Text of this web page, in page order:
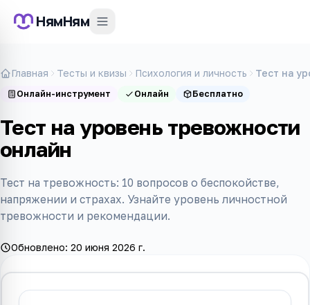
НямНям
Главная Тесты и квизы Психология и личность Тест на
Онлайн-инструмент Онлайн Бесплатно
Тест на уровень тревожности
онлайн
Тест на тревожность: 10 вопросов о беспокойстве,
напряжении и страхах. Узнайте уровень личностной
тревожности и рекомендации.
Обновлено: 20 июня 2026 г.